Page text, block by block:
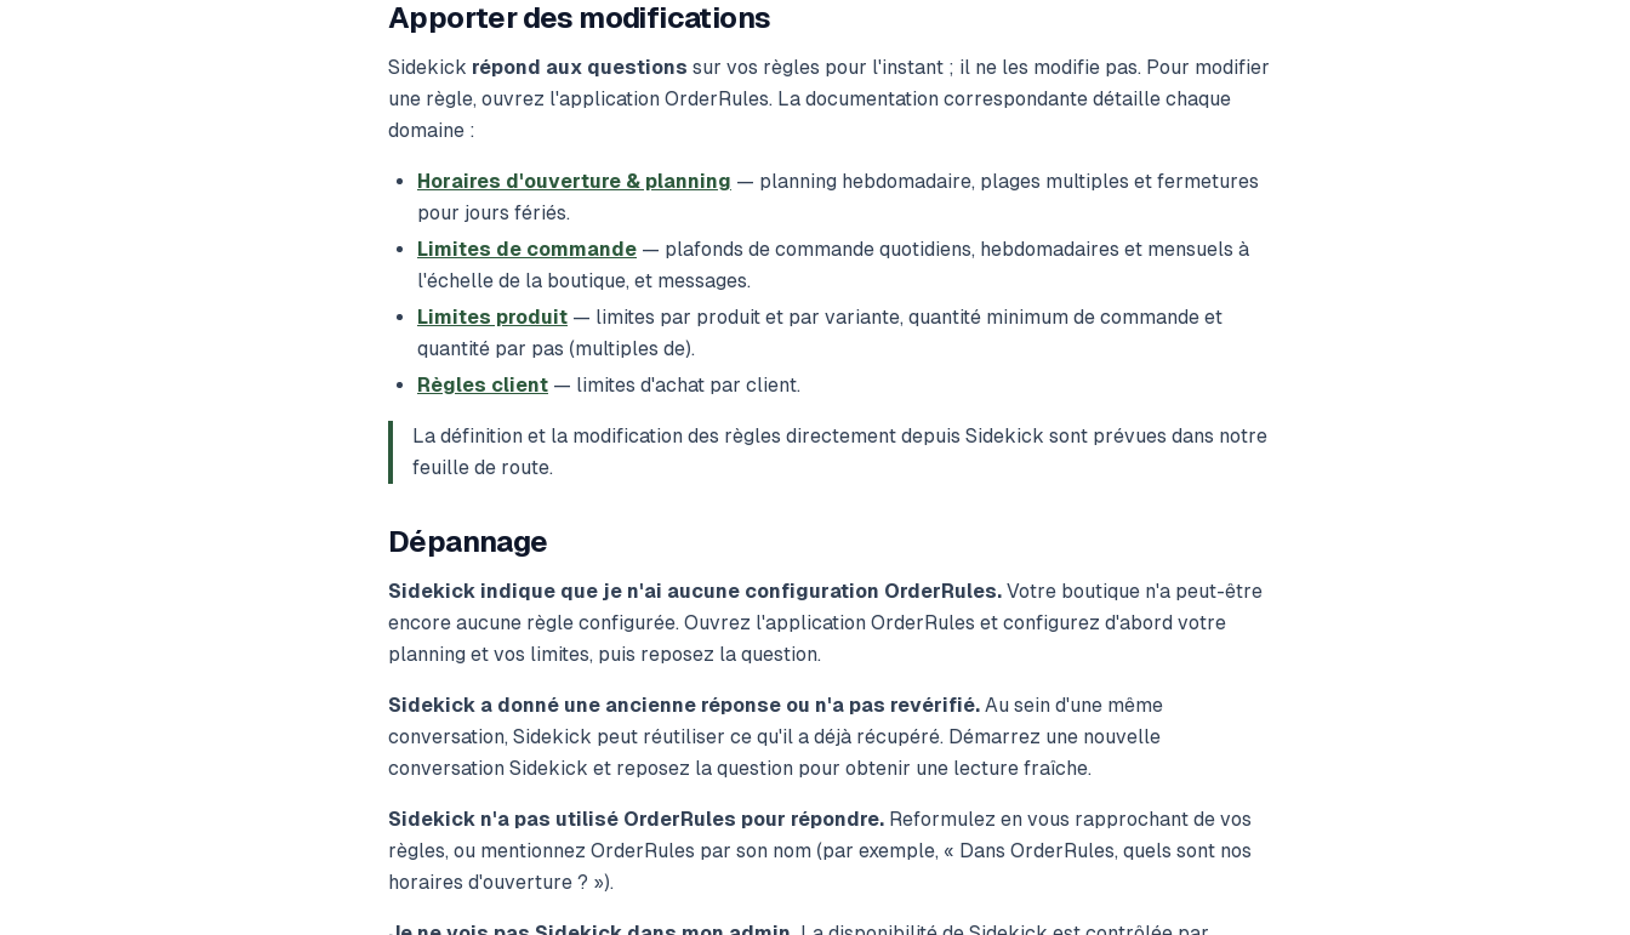
Apporter des modifications
Sidekick répond aux questions sur vos règles pour l'instant ; il ne les modifie pas. Pour modifier
une règle, ouvrez l'application OrderRules. La documentation correspondante détaille chaque
domaine :
Horaires d'ouverture & planning — planning hebdomadaire, plages multiples et fermetures
pour jours fériés.
Limites de commande — plafonds de commande quotidiens, hebdomadaires et mensuels à
l'échelle de la boutique, et messages.
Limites produit — limites par produit et par variante, quantité minimum de commande et
quantité par pas (multiples de).
Règles client — limites d'achat par client.
La définition et la modification des règles directement depuis Sidekick sont prévues dans notre
feuille de route.
Dépannage
Sidekick indique que je n'ai aucune configuration OrderRules. Votre boutique n'a peut-être
encore aucune règle configurée. Ouvrez l'application OrderRules et configurez d'abord votre
planning et vos limites, puis reposez la question.
Sidekick a donné une ancienne réponse ou n'a pas revérifié. Au sein d'une même
conversation, Sidekick peut réutiliser ce qu'il a déjà récupéré. Démarrez une nouvelle
conversation Sidekick et reposez la question pour obtenir une lecture fraîche.
Sidekick n'a pas utilisé OrderRules pour répondre. Reformulez en vous rapprochant de vos
règles, ou mentionnez OrderRules par son nom (par exemple, « Dans OrderRules, quels sont nos
horaires d'ouverture ? »).